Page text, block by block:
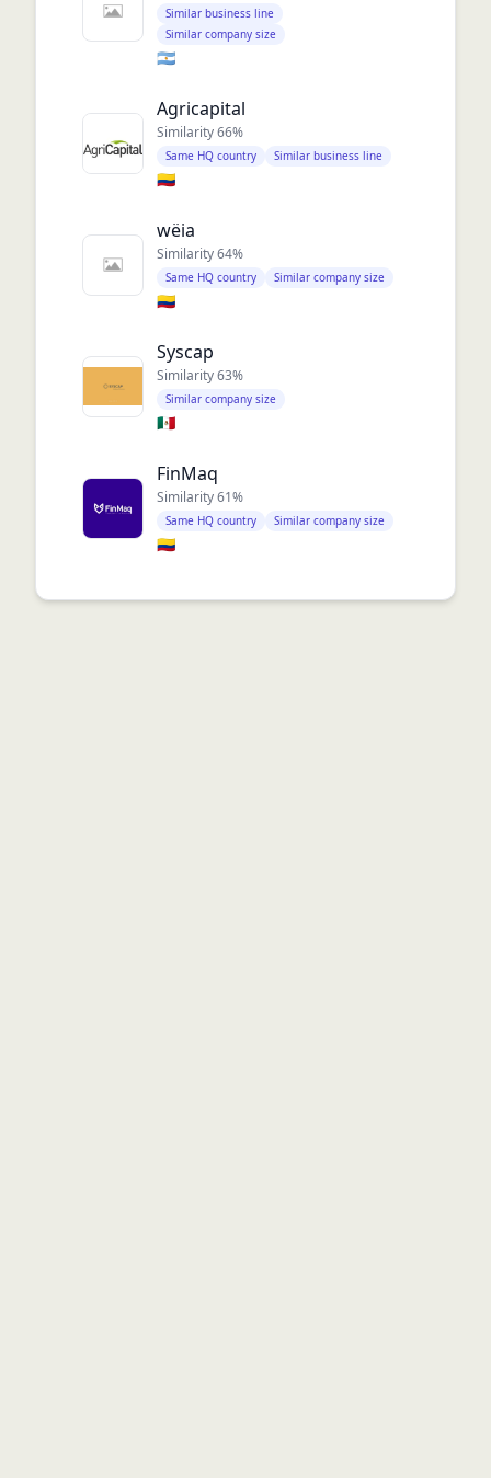
Similar business line
Similar company size
🇦🇷
Agricapital
Similarity66%
Same HQ country Similar business line
🇨🇴
wëia
Similarity64%
Same HQ country Similar company size
🇨🇴
Syscap
Similarity63%
Similar company size
🇲🇽
FinMaq
Similarity61%
Same HQ country Similar company size
🇨🇴